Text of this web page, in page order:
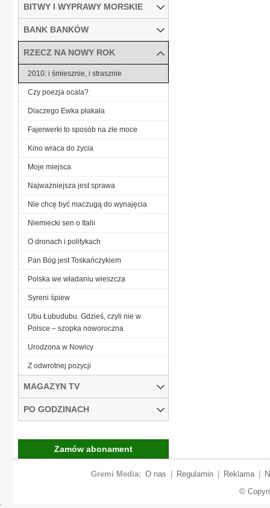
BITWY I WYPRAWY MORSKIE
BANK BANKÓW
RZECZ NA NOWY ROK
2010: i śmiesznie, i strasznie
Czy poezja ocala?
Dlaczego Ewka płakała
Fajerwerki to sposób na złe moce
Kino wraca do życia
Moje miejsca
Najważniejsza jest sprawa
Nie chcę być maczugą do wynajęcia
Niemiecki sen o Italii
O dronach i politykach
Pan Bóg jest Toskańczykiem
Polska we władaniu wieszcza
Syreni śpiew
Ubu Łubudubu. Gdzieś, czyli nie w
Polsce – szopka noworoczna
Urodzona w Nowicy
Z odwrotnej pozycji
MAGAZYN TV
PO GODZINACH
Zamów abonament
Gremi Media: O nas Regulamin Reklama
©